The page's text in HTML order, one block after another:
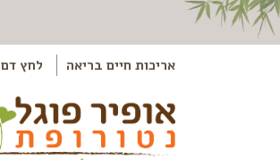
אריכות חיים בריאה לחץ דם